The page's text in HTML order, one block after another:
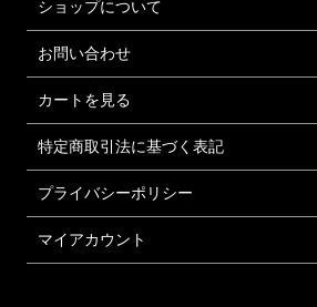
ショップについて
お問い合わせ
カートを見る
特定商取引法に基づく表記
プライバシーポリシー
マイアカウント